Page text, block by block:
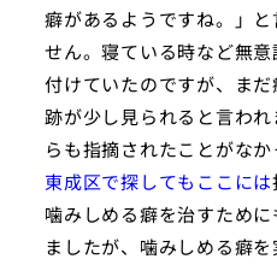
癖があるようですね。」
せん。寝ている時など無
付けていたのですが、ま
跡が少し見られると言わ
らも指摘されたことがな
東成区で探してもここには
噛みしめる癖を治すため
ましたが、噛みしめる癖